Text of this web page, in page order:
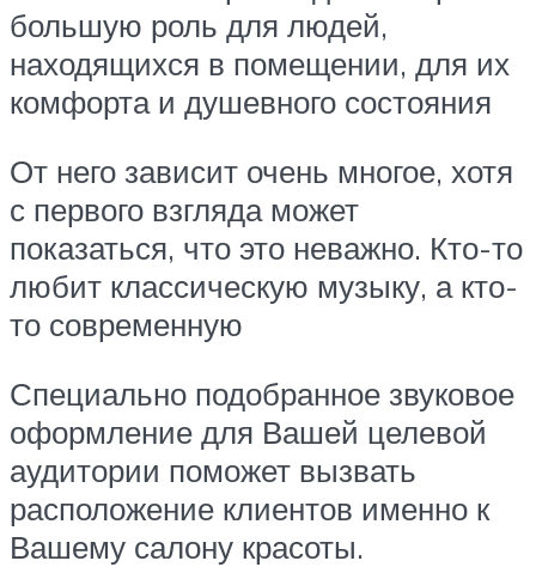
большую роль для людей,
находящихся в помещении, для их
комфорта и душевного состояния
От него зависит очень многое, хотя
с первого взгляда может
показаться, что это неважно. Кто-то
любит классическую музыку, а кто-
то современную
Специально подобранное звуковое
оформление для Вашей целевой
аудитории поможет вызвать
расположение клиентов именно к
Вашему салону красоты.